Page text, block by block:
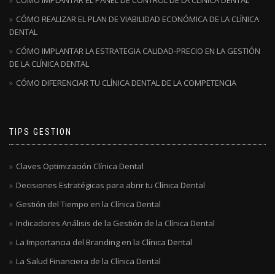
CÓMO REALIZAR EL PLAN DE VIABILIDAD ECONÓMICA DE LA CLÍNICA
DENTAL
CÓMO IMPLANTAR LA ESTRATEGIA CALIDAD-PRECIO EN LA GESTIÓN
DE LA CLÍNICA DENTAL
CÓMO DIFERENCIAR TU CLÍNICA DENTAL DE LA COMPETENCIA
TIPS GESTION
Claves Optimización Clínica Dental
Decisiones Estratégicas para abrir tu Clínica Dental
Gestión del Tiempo en la Clínica Dental
Indicadores Análisis de la Gestión de la Clínica Dental
La Importancia del Branding en la Clínica Dental
La Salud Financiera de la Clínica Dental